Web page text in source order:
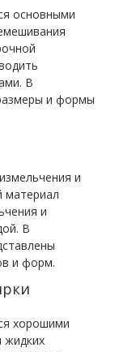
основными
В
и формы
и
и
В
и форм.
хорошими
жидких